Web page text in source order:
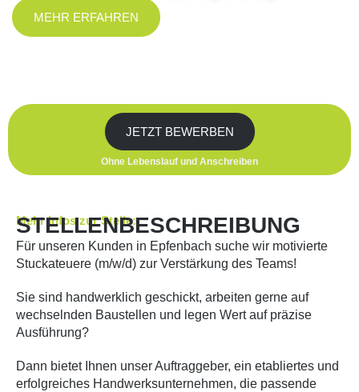
MEHR ERFAHREN
JETZT BEWERBEN
Ohne Lebenslauf und Anschreiben
Mehr Infos zur Stelle:
STELLENBESCHREIBUNG
Für unseren Kunden in Epfenbach suche wir motivierte
Stuckateuere (m/w/d) zur Verstärkung des Teams!
Sie sind handwerklich geschickt, arbeiten gerne auf
wechselnden Baustellen und legen Wert auf präzise
Ausführung?
Dann bietet Ihnen unser Auftraggeber, ein etabliertes und
erfolgreiches Handwerksunternehmen, die passende